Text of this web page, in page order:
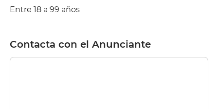
Entre 18 a 99 años
Contacta con el Anunciante